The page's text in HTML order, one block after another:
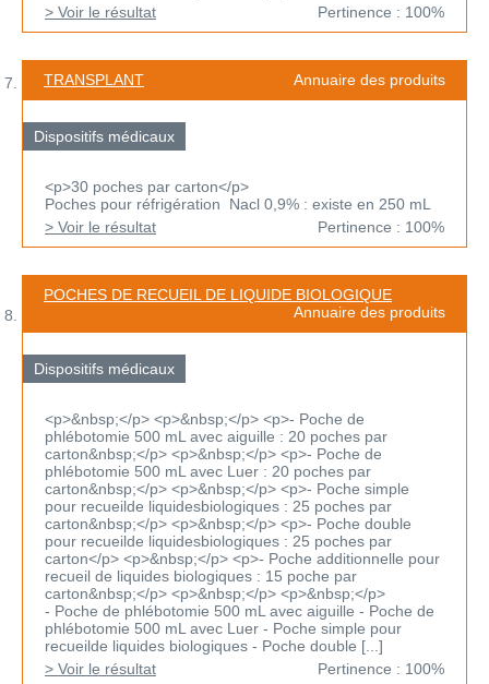
> Voir le résultat
Pertinence : 100%
TRANSPLANT Annuaire des produits
Dispositifs médicaux
<p>30 poches par carton</p>
Poches pour réfrigération Nacl 0,9% : existe en 250 mL
> Voir le résultat
Pertinence : 100%
POCHES DE RECUEIL DE LIQUIDE BIOLOGIQUE
Annuaire des produits
Dispositifs médicaux
<p>&nbsp;</p> <p>&nbsp;</p> <p>- Poche de
phlébotomie 500 mL avec aiguille : 20 poches par
carton&nbsp;</p> <p>&nbsp;</p> <p>- Poche de
phlébotomie 500 mL avec Luer : 20 poches par
carton&nbsp;</p> <p>&nbsp;</p> <p>- Poche simple
pour recueilde liquidesbiologiques : 25 poches par
carton&nbsp;</p> <p>&nbsp;</p> <p>- Poche double
pour recueilde liquidesbiologiques : 25 poches par
carton</p> <p>&nbsp;</p> <p>- Poche additionnelle pour
recueil de liquides biologiques : 15 poche par
carton&nbsp;</p> <p>&nbsp;</p> <p>&nbsp;</p>
- Poche de phlébotomie 500 mL avec aiguille - Poche de
phlébotomie 500 mL avec Luer - Poche simple pour
recueilde liquides biologiques - Poche double [...]
> Voir le résultat
Pertinence : 100%